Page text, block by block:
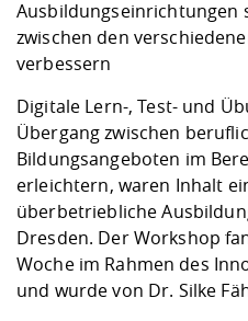
Career Service
Angebote für
Qualitätssicherung
Ausbildungseinrichtungen
zwischen den
verbessern
Digitale Lern-, Test- und
Übergang zwischen
Bildungsangeboten im
erleichtern, waren Inhalt
überbetriebliche
Dresden. Der Workshop
Woche im Rahmen des
und wurde von Dr. Silke